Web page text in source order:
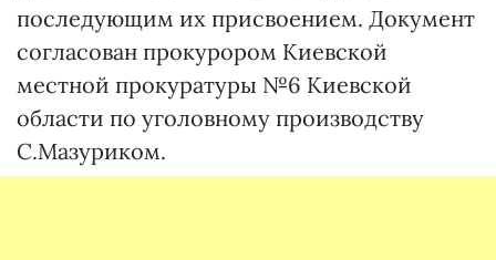
последующим их присвоением. Документ
согласован прокурором Киевской
местной прокуратуры №6 Киевской
области по уголовному производству
С.Мазуриком.